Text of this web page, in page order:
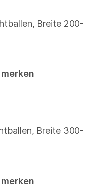
Breite 200-
Breite 300-